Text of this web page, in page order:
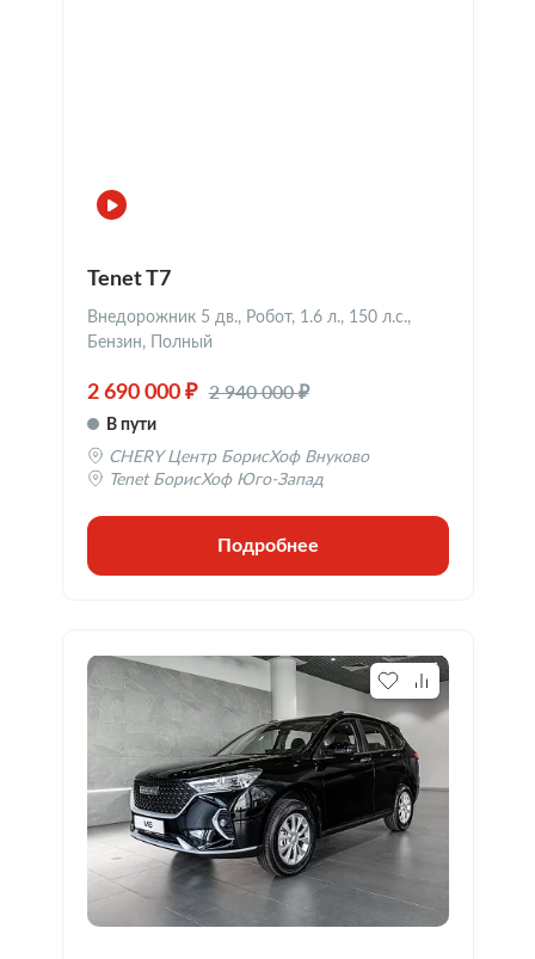
Tenet T7
Внедорожник 5 дв., Робот, 1.6 л., 150 л.с.,
Бензин, Полный
2 690 000 ₽ 2 940 000 ₽
В пути
CHERY Центр БорисХоф Внуково
Tenet БорисХоф Юго-Запад
Подробнее